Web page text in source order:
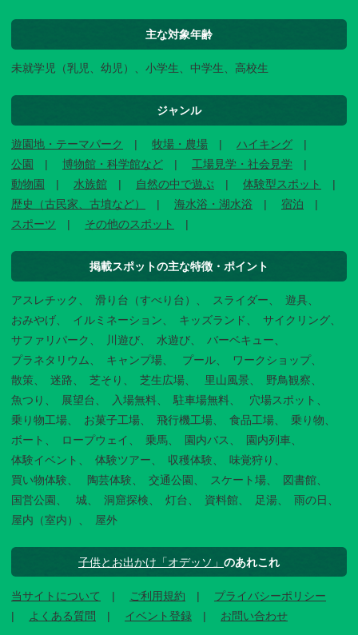
主な対象年齢
未就学児（乳児、幼児）、小学生、中学生、高校生
ジャンル
遊園地・テーマパーク 牧場・農場
ハイキング
公園
博物館・科学館など
工場見学・社会見学
動物園
水族館 自然の中で遊ぶ
体験型スポット
歴史（古民家、古墳など）
海水浴・湖水浴
宿泊
スポーツ
その他のスポット
掲載スポットの主な特徴・ポイント
アスレチック 滑り台（すべり台） スライダー
遊具
おみやげ
イルミネーション キッズランド
サイクリング
サファリパーク
川遊び 水遊び
バーベキュー
プラネタリウム
キャンプ場 プール
ワークショップ
散策
迷路 芝そり 芝生広場 里山風景
野鳥観察
魚つり
展望台 入場無料 駐車場無料
穴場スポット
乗り物工場
お菓子工場 飛行機工場 食品工場
乗り物
ボート
ロープウェイ 乗馬 園内バス
園内列車
体験イベント
体験ツアー 収穫体験
味覚狩り
買い物体験
陶芸体験 交通公園 スケート場
図書館
国営公園
城 洞窟探検 灯台 資料館 足湯
雨の日
屋内（室内）
屋外
子供とお出かけ「オデッソ」 のあれこれ
当サイトについて ご利用規約
プライバシーポリシー
よくある質問
イベント登録 お問い合わせ